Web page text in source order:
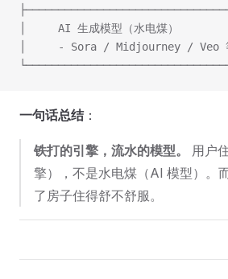
│     AI 生成模型（水电煤）
│     - Sora / Midjourney /
一句话总结：
铁打的引擎，流水的模型。
用户
擎），不是水电煤（AI 模型）。
了房子住得舒不舒服。